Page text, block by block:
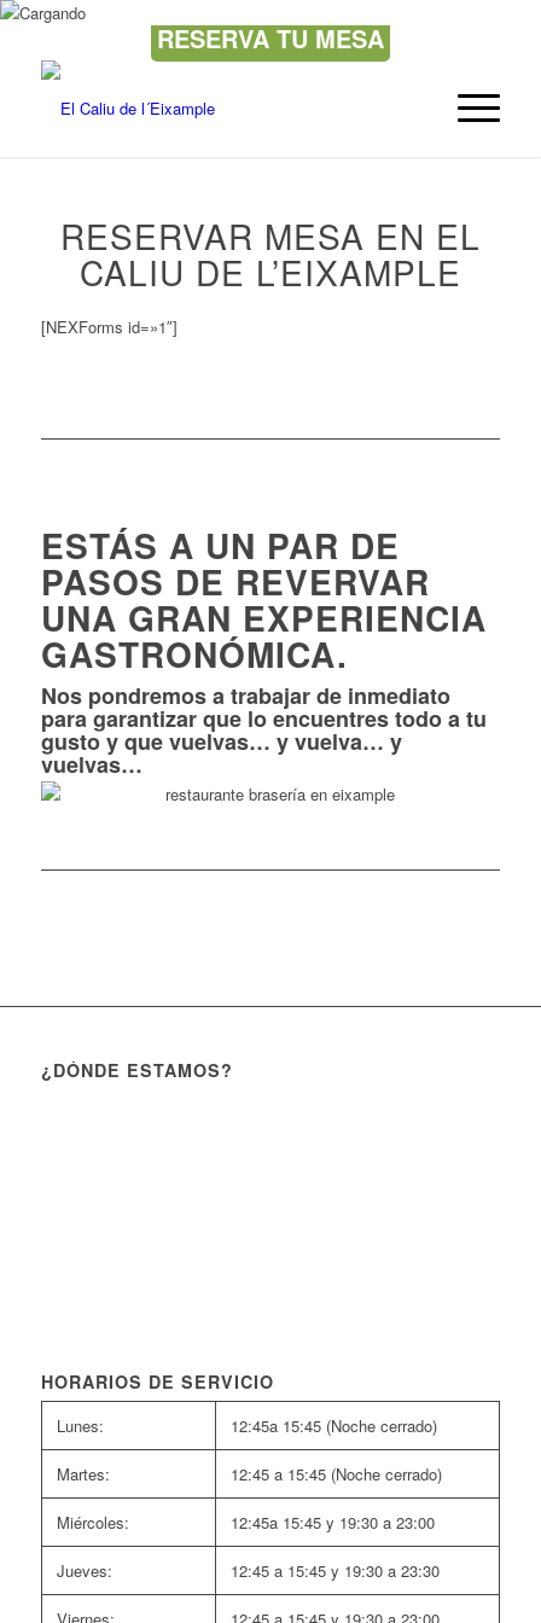
RESERVA TU MESA
RESERVAR MESA EN EL
CALIU DE L’EIXAMPLE
[NEXForms id=»1″]
ESTÁS A UN PAR DE
PASOS DE REVERVAR
UNA GRAN EXPERIENCIA
GASTRONÓMICA.
Nos pondremos a trabajar de inmediato
para garantizar que lo encuentres todo a tu
gusto y que vuelvas… y vuelva… y
vuelvas…
¿DÓNDE ESTAMOS?
HORARIOS DE SERVICIO
Lunes: 12:45a 15:45 (Noche cerrado)
Martes: 12:45 a 15:45 (Noche cerrado)
Miércoles: 12:45a 15:45 y 19:30 a 23:00
Jueves: 12:45 a 15:45 y 19:30 a 23:30